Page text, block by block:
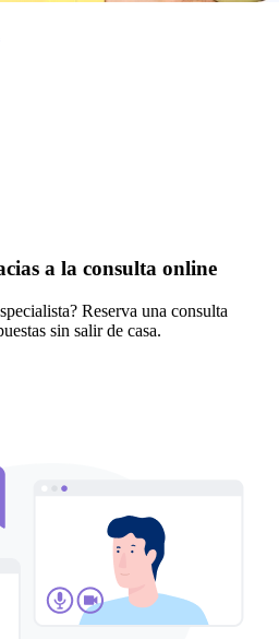
a la consulta online
Reserva una consulta
sin salir de casa.